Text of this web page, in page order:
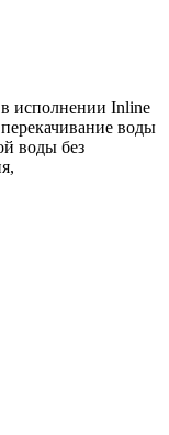
исполнении Inline
воды
воды без